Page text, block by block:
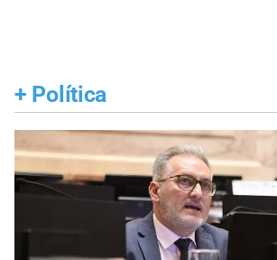
+ Política